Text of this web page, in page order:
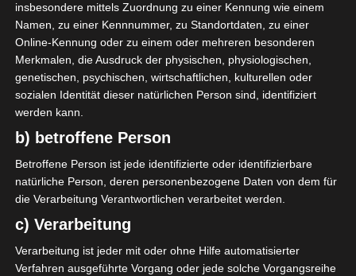
Ich habe ja bereits ein großes & buntes
Sammelsurium an Greengate Geschirr im
Schrank.
Für den Sommer ein florales & buntes
Services und für den Winter rote Cups.
insbesondere mittels Zuordnung zu einer Kennung wie einem
Namen, zu einer Kennnummer, zu Standortdaten, zu einer
Online-Kennung oder zu einem oder mehreren besonderen
Merkmalen, die Ausdruck der physischen, physiologischen,
genetischen, psychischen, wirtschaftlichen, kulturellen oder
sozialen Identität dieser natürlichen Person sind, identifiziert
werden kann.
b) betroffene Person
Betroffene Person ist jede identifizierte oder identifizierbare
natürliche Person, deren personenbezogene Daten von dem für
die Verarbeitung Verantwortlichen verarbeitet werden.
c) Verarbeitung
Verarbeitung ist jeder mit oder ohne Hilfe automatisierter
Verfahren ausgeführte Vorgang oder jede solche Vorgangsreihe